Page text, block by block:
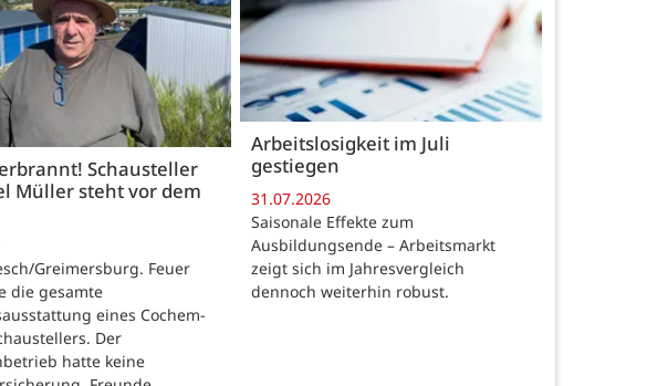
Schausteller
Müller steht vor dem
Greimersburg. Feuer
die gesamte
eines Cochem-
Der
hatte keine
Arbeitslosigkeit im Juli
gestiegen
31.07.2026
Saisonale Effekte zum
Ausbildungsende – Arbeitsmarkt
zeigt sich im Jahresvergleich
dennoch weiterhin robust.